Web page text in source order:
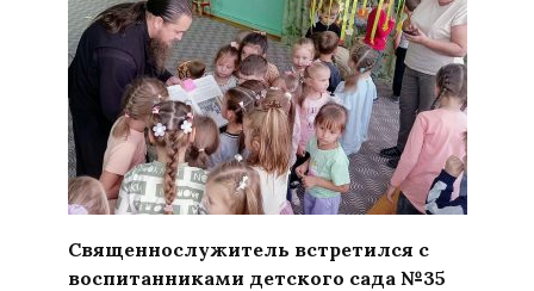
Священнослужитель встретился с
воспитанниками детского сада №35